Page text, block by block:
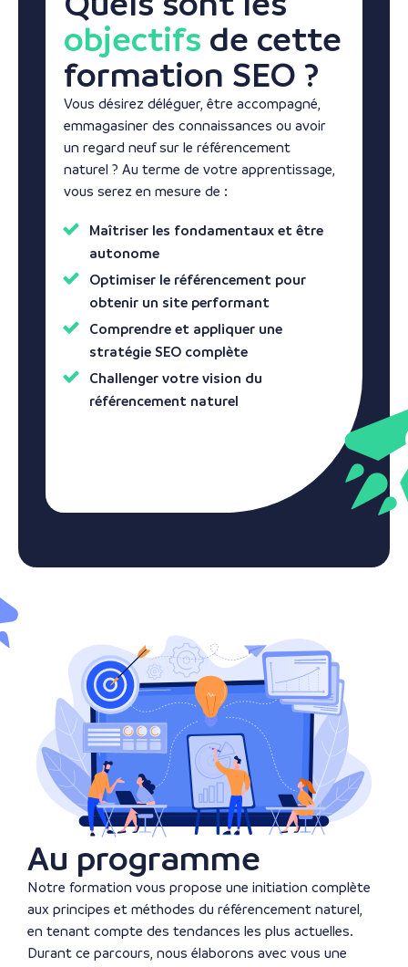
objectifs de cette
formation SEO ?
Vous désirez déléguer, être accompagné,
emmagasiner des connaissances ou avoir
un regard neuf sur le référencement
naturel ? Au terme de votre apprentissage,
vous serez en mesure de :
Maîtriser les fondamentaux et être
autonome
Optimiser le référencement pour
obtenir un site performant
Comprendre et appliquer une
stratégie SEO complète
Challenger votre vision du
référencement naturel
Au programme
Notre formation vous propose une initiation complète
aux principes et méthodes du référencement naturel,
en tenant compte des tendances les plus actuelles.
Durant ce parcours, nous élaborons avec vous une